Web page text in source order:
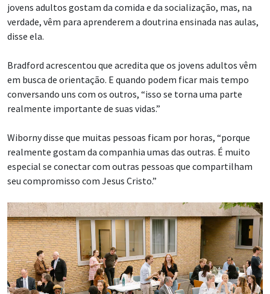
jovens adultos gostam da comida e da socialização, mas, na
verdade, vêm para aprenderem a doutrina ensinada nas aulas,
disse ela.
Bradford acrescentou que acredita que os jovens adultos vêm
em busca de orientação. E quando podem ficar mais tempo
conversando uns com os outros, “isso se torna uma parte
realmente importante de suas vidas.”
Wiborny disse que muitas pessoas ficam por horas, “porque
realmente gostam da companhia umas das outras. É muito
especial se conectar com outras pessoas que compartilham
seu compromisso com Jesus Cristo.”